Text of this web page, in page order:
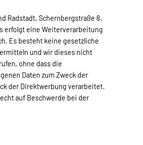
Radstadt, Schernbergstraße 8,
erfolgt eine Weiterverarbeitung
Es besteht keine gesetzliche
und wir dieses nicht
ohne dass die
Daten zum Zweck der
der Direktwerbung verarbeitet.
auf Beschwerde bei der